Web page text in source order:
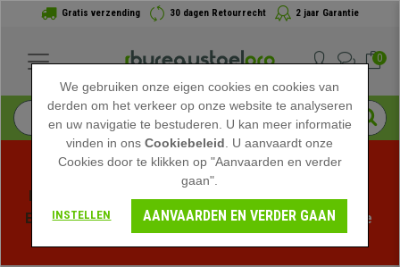
Gratis verzending 30 dagen Retourrecht 2 jaar Garantie
0
Profiteer van de Zomeruitverkoop bij bureaustoelpro!
Exclusieve kortingen voor een beperkte tijd - Bekijk de
We gebruiken onze eigen cookies en cookies van
derden om het verkeer op onze website te analyseren
en uw navigatie te bestuderen. U kan meer informatie
vinden in onsCookiebeleid . U aanvaardt onze
Cookies door te klikken op "Aanvaarden en verder
gaan".
INSTELLEN AANVAARDEN EN VERDER GAAN